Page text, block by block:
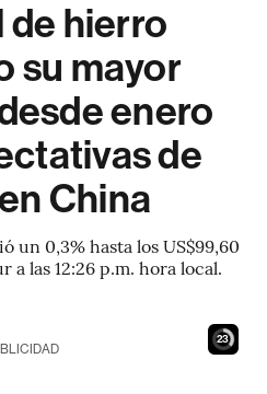
de hierro
su mayor
enero
de
China
un 0,3% hasta los US$99,60
a las 12:26 p.m. hora local.
22